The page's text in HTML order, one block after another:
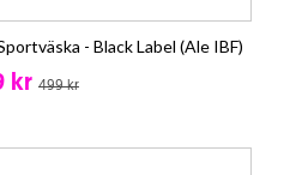
- Black Label (Ale IBF)
kr 499 kr